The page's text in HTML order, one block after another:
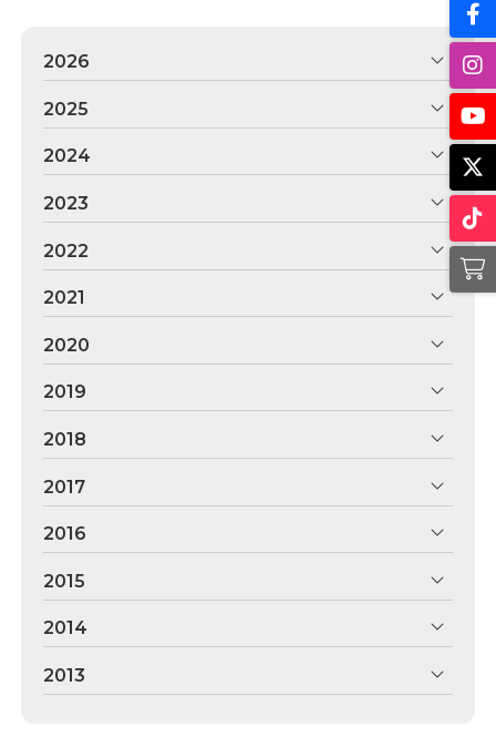
2026
2025
2024
2023
2022
2021
2020
2019
2018
2017
2016
2015
2014
2013